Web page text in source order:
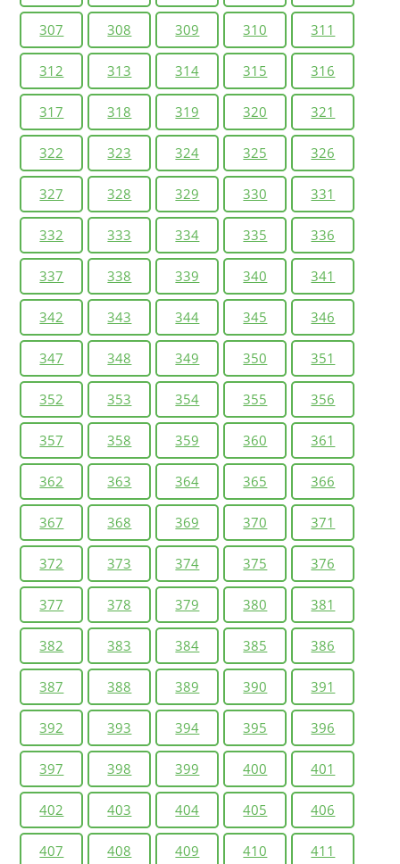
307 308 309 310 311
312 313 314 315 316
317 318 319 320 321
322 323 324 325 326
327 328 329 330 331
332 333 334 335 336
337 338 339 340 341
342 343 344 345 346
347 348 349 350 351
352 353 354 355 356
357 358 359 360 361
362 363 364 365 366
367 368 369 370 371
372 373 374 375 376
377 378 379 380 381
382 383 384 385 386
387 388 389 390 391
392 393 394 395 396
397 398 399 400 401
402 403 404 405 406
407 408 409 410 411